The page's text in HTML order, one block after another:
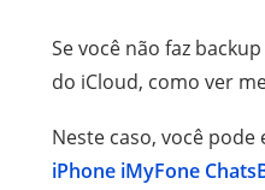
Se você não faz
do iCloud, como ver
Neste caso, você
iPhone iMyFone